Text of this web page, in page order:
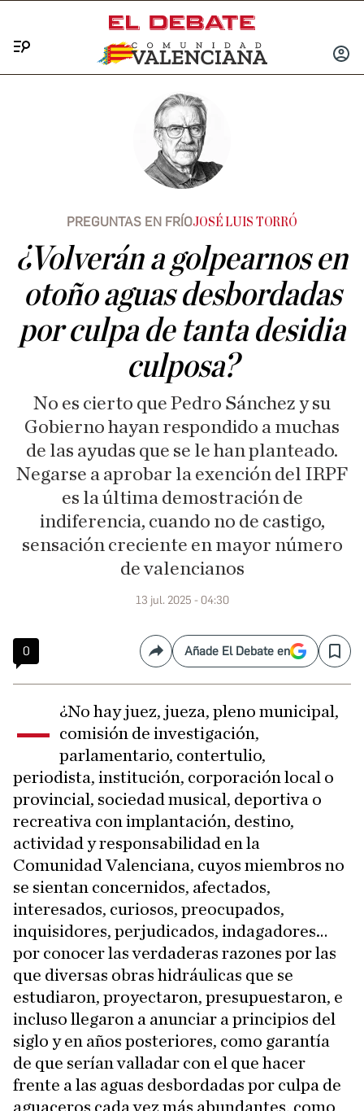
INICIAR
PREGUNTAS EN FRÍOJOSÉ LUIS TORRÓ
¿Volverán a golpearnos en
otoño aguas desbordadas
por culpa de tanta desidia
culposa?
No es cierto que Pedro Sánchez y su
Gobierno hayan respondido a muchas
de las ayudas que se le han planteado.
Negarse a aprobar la exención del IRPF
es la última demostración de
indiferencia, cuando no de castigo,
sensación creciente en mayor número
de valencianos
13 jul. 2025 - 04:30
0 CompartirAñade El Debate en Save
– ¿No hay juez, jueza, pleno municipal,
comisión de investigación,
parlamentario, contertulio,
periodista, institución, corporación local o
provincial, sociedad musical, deportiva o
recreativa con implantación, destino,
actividad y responsabilidad en la
Comunidad Valenciana, cuyos miembros no
se sientan concernidos, afectados,
interesados, curiosos, preocupados,
inquisidores, perjudicados, indagadores…
por conocer las verdaderas razones por las
que diversas obras hidráulicas que se
estudiaron, proyectaron, presupuestaron, e
incluso llegaron a anunciar a principios del
siglo y en años posteriores, como garantía
de que serían valladar con el que hacer
frente a las aguas desbordadas por culpa de
aguaceros cada vez más abundantes, como